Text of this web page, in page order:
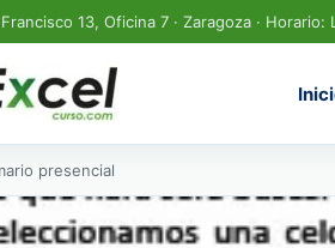
13, Oficina 7 · Zaragoza · Horario:
presencial